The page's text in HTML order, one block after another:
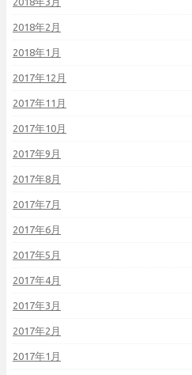
2018年2月
2018年1月
2017年12月
2017年11月
2017年10月
2017年9月
2017年8月
2017年7月
2017年6月
2017年5月
2017年4月
2017年3月
2017年2月
2017年1月